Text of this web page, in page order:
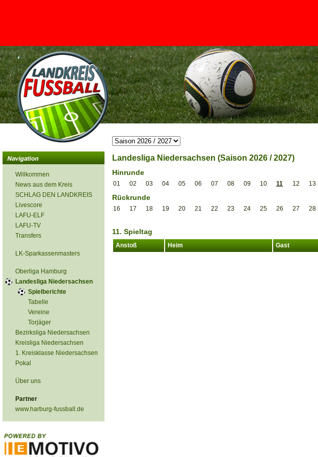
<
Willkommen
News aus dem Kreis
SCHLAG DEN LANDKREIS
Livescore
LAFU-ELF
LAFU-TV
Transfers
LK-Sparkassenmasters
Oberliga Hamburg
Landesliga Niedersachsen
Spielberichte
Tabelle
Vereine
Torjäger
Bezirksliga Niedersachsen
Kreisliga Niedersachsen
1. Kreisklasse Niedersachsen
Pokal
Über uns
Partner
www.harburg-fussball.de
Landesliga Niedersachsen (Saison 2026 / 2027)
Hinrunde
01 02 03 04 05 06 07 08 09 10 11 12 13
Rückrunde
16 17 18 19 20 21 22 23 24 25 26 27 28
11. Spieltag
Anstoß Heim Gast